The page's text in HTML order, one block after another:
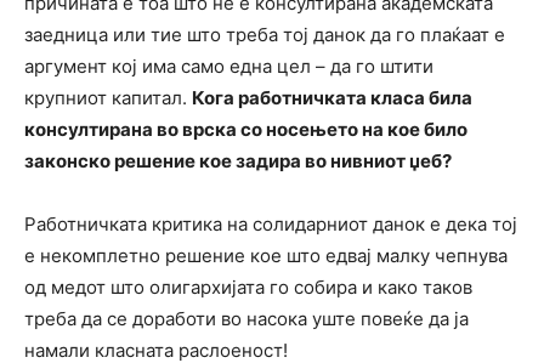
заедница или тие што треба тој данок да го плаќаат е
аргумент кој има само една цел – да го штити
крупниот капитал. Кога работничката класа била
консултирана во врска со носењето на кое било
законско решение кое задира во нивниот џеб?
Работничката критика на солидарниот данок е дека тој
е некомплетно решение кое што едвај малку чепнува
од медот што олигархијата го собира и како таков
треба да се доработи во насока уште повеќе да ја
намали класната раслоеност!